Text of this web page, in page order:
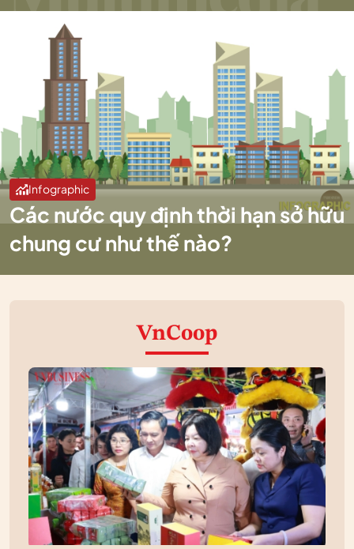
Infographic
Các nước quy định thời hạn sở hữu
chung cư như thế nào?
VnCoop